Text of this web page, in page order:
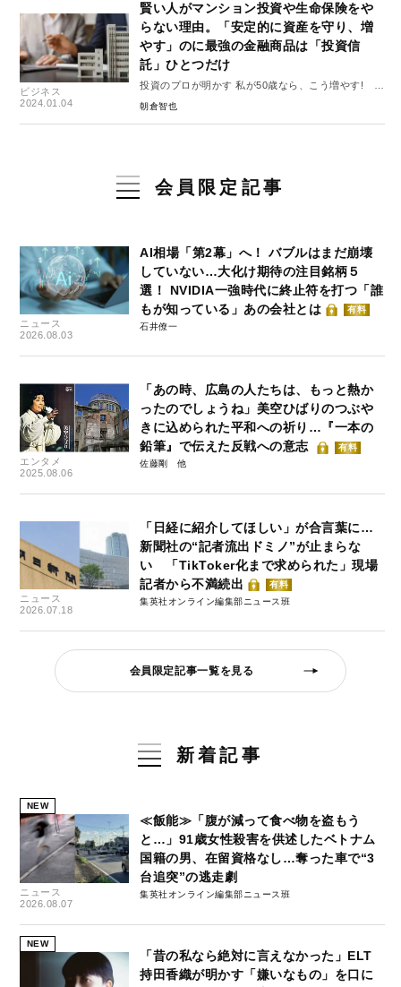
ビジネス
2024.01.04
賢い人がマンション投資や生命保険をや
らない理由。「安定的に資産を守り、増
やす」のに最強の金融商品は「投資信
託」ひとつだけ
投資のプロが明かす 私が50歳なら、こう増やす!
#2
朝倉智也
会員限定記事
ニュース
2026.08.03
AI相場「第2幕」へ！ バブルはまだ崩壊
していない…大化け期待の注目銘柄５
選！ NVIDIA一強時代に終止符を打つ「誰
もが知っている」あの会社とは
有料
石井僚一
エンタメ
2025.08.06
「あの時、広島の人たちは、もっと熱か
ったのでしょうね」美空ひばりのつぶや
きに込められた平和への祈り…『一本の
鉛筆』で伝えた反戦への意志
有料
佐藤剛
ニュース
2026.07.18
「日経に紹介してほしい」が合言葉に…
新聞社の“記者流出ドミノ”が止まらな
い 「TikToker化まで求められた」現場
記者から不満続出
有料
集英社オンライン編集部ニュース班
会員限定記事一覧を見る
新着記事
NEW
ニュース
2026.08.07
≪飯能≫「腹が減って食べ物を盗もう
と…」91歳女性殺害を供述したベトナム
国籍の男、在留資格なし…奪った車で“3
台追突”の逃走劇
集英社オンライン編集部ニュース班
NEW
「昔の私なら絶対に言えなかった」ELT
持田香織が明かす「嫌いなもの」を口に